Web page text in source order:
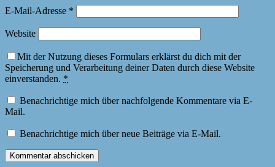
E-Mail-Adresse *
Website
Mit der Nutzung dieses Formulars erklärst du dich mit der
Speicherung und Verarbeitung deiner Daten durch diese Website
einverstanden. *
Benachrichtige mich über nachfolgende Kommentare via E-
Mail.
Benachrichtige mich über neue Beiträge via E-Mail.